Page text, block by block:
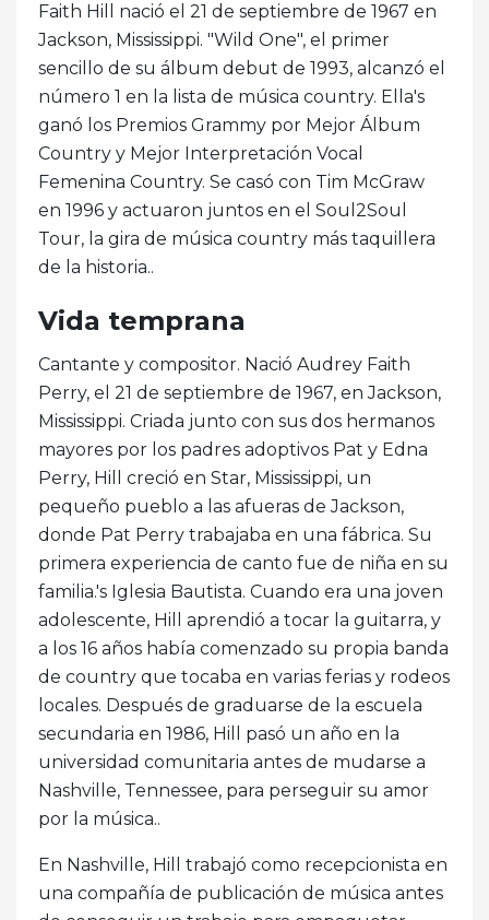
Faith Hill nació el 21 de septiembre de 1967 en
Jackson, Mississippi. "Wild One", el primer
sencillo de su álbum debut de 1993, alcanzó el
número 1 en la lista de música country. Ella's
ganó los Premios Grammy por Mejor Álbum
Country y Mejor Interpretación Vocal
Femenina Country. Se casó con Tim McGraw
en 1996 y actuaron juntos en el Soul2Soul
Tour, la gira de música country más taquillera
de la historia..
Vida temprana
Cantante y compositor. Nació Audrey Faith
Perry, el 21 de septiembre de 1967, en Jackson,
Mississippi. Criada junto con sus dos hermanos
mayores por los padres adoptivos Pat y Edna
Perry, Hill creció en Star, Mississippi, un
pequeño pueblo a las afueras de Jackson,
donde Pat Perry trabajaba en una fábrica. Su
primera experiencia de canto fue de niña en su
familia.'s Iglesia Bautista. Cuando era una joven
adolescente, Hill aprendió a tocar la guitarra, y
a los 16 años había comenzado su propia banda
de country que tocaba en varias ferias y rodeos
locales. Después de graduarse de la escuela
secundaria en 1986, Hill pasó un año en la
universidad comunitaria antes de mudarse a
Nashville, Tennessee, para perseguir su amor
por la música..
En Nashville, Hill trabajó como recepcionista en
una compañía de publicación de música antes